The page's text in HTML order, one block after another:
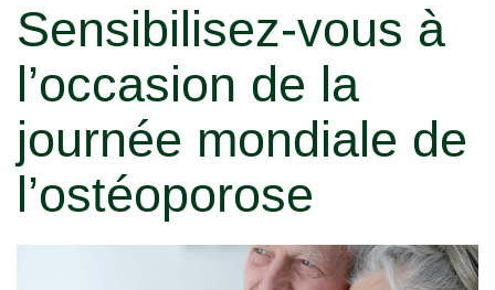
Sensibilisez-vous à
l’occasion de la
journée mondiale de
l’ostéoporose